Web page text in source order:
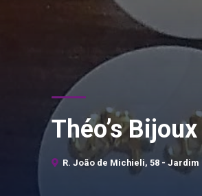
Théo’s Bijoux
R. João de Michieli, 58 - Jardim